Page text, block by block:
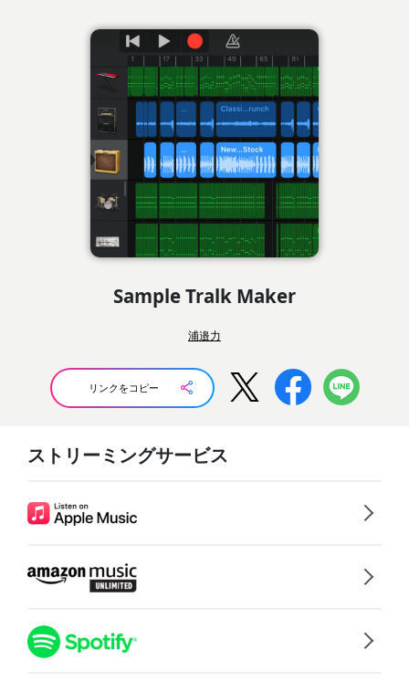
Sample Tralk Maker
浦邉力
リンクをコピー
ストリーミングサービス